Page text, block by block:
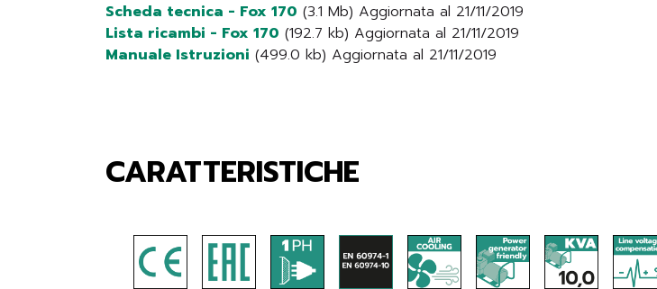
Scheda tecnica - Fox 170 (3.1 Mb) Aggiornata al 21/11/2019
Lista ricambi - Fox 170 (192.7 kb) Aggiornata al 21/11/2019
Manuale Istruzioni (499.0 kb) Aggiornata al 21/11/2019
CARATTERISTICHE